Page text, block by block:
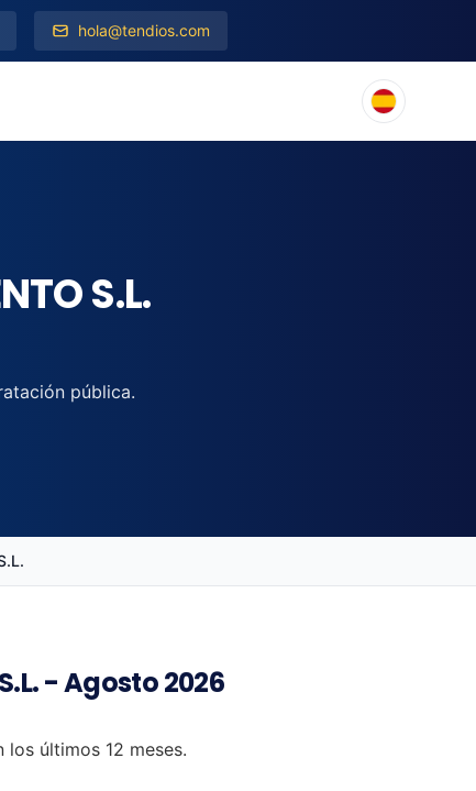
hola@tendios.com
S.L.
pública.
- Agosto 2026
los últimos 12 meses.